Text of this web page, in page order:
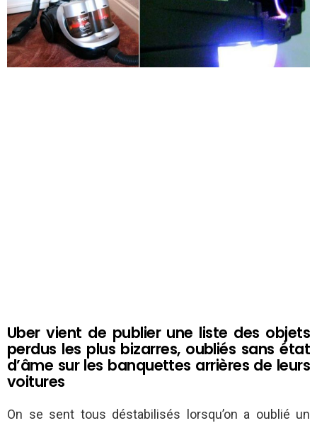
Uber vient de publier une liste des objets
perdus les plus bizarres, oubliés sans état
d’âme sur les banquettes arrières de leurs
voitures
On se sent tous déstabilisés lorsqu’on a oublié un